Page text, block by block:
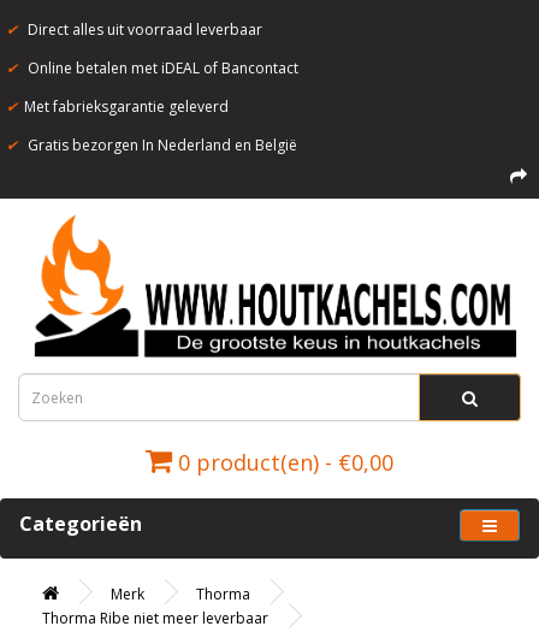
✔ Direct alles uit voorraad leverbaar
✔ Online betalen met iDEAL of Bancontact
✔ Met fabrieksgarantie geleverd
✔ Gratis bezorgen In Nederland en België
0 product(en) - €0,00
Categorieën
Merk
Thorma
Thorma Ribe niet meer leverbaar